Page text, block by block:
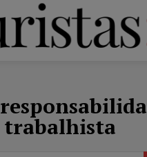
trabalhista